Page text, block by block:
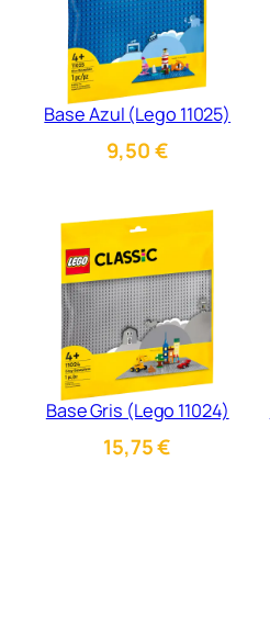
Base Azul (Lego 11025)
9,50€
Base Gris (Lego 11024)
15,75€